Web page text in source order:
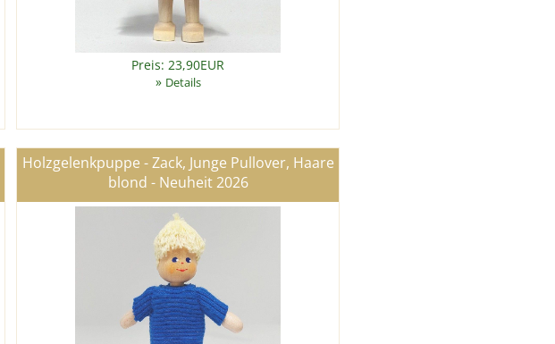
Preis: 23,90EUR
» Details
Holzgelenkpuppe - Zack, Junge Pullover, Haare
blond - Neuheit 2026